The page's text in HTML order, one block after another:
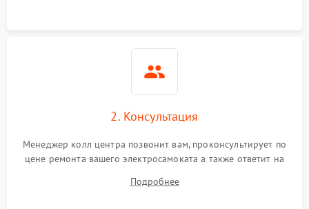
2. Консультация
Менеджер колл центра позвонит вам, проконсультирует по
цене ремонта вашего электросамоката а также ответит на
Подробнее